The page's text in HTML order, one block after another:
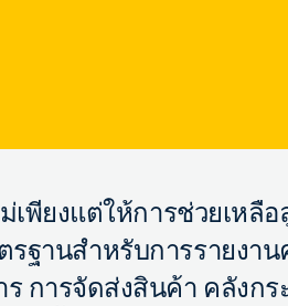
เพียงแต่ให้การช่วยเหลื
รฐานสำหรับการรายงาน
การจัดส่งสินค้า คลังกร